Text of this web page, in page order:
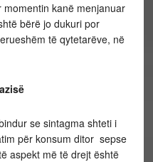
momentin kanë menjanuar
bërë jo dukuri por
të qytetarëve, në
se sintagma shteti i
për konsum ditor sepse
aspekt më të drejt është